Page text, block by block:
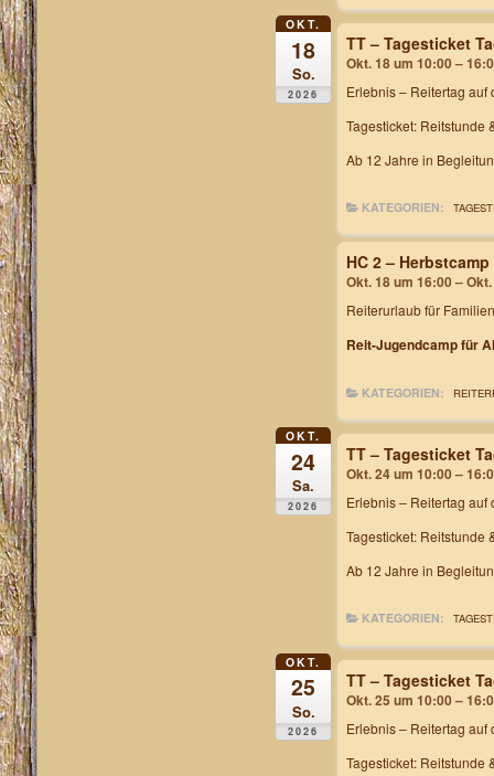
OKT.
18
So.
2026
TT – Tagesticket
Okt. 18 um 10:00 –
Erlebnis – Reitertag auf
Tagesticket: Reitstunde
Ab 12 Jahre in
KATEGORIEN:
HC 2 – Herbstcamp
Okt. 18 um 16:00 –
Reiterurlaub für Familien
Reit-Jugendcamp für
KATEGORIEN:
OKT.
24
Sa.
2026
TT – Tagesticket
Okt. 24 um 10:00 –
Erlebnis – Reitertag auf
Tagesticket: Reitstunde
Ab 12 Jahre in
KATEGORIEN:
OKT.
25
So.
2026
TT – Tagesticket
Okt. 25 um 10:00 –
Erlebnis – Reitertag auf
Tagesticket: Reitstunde